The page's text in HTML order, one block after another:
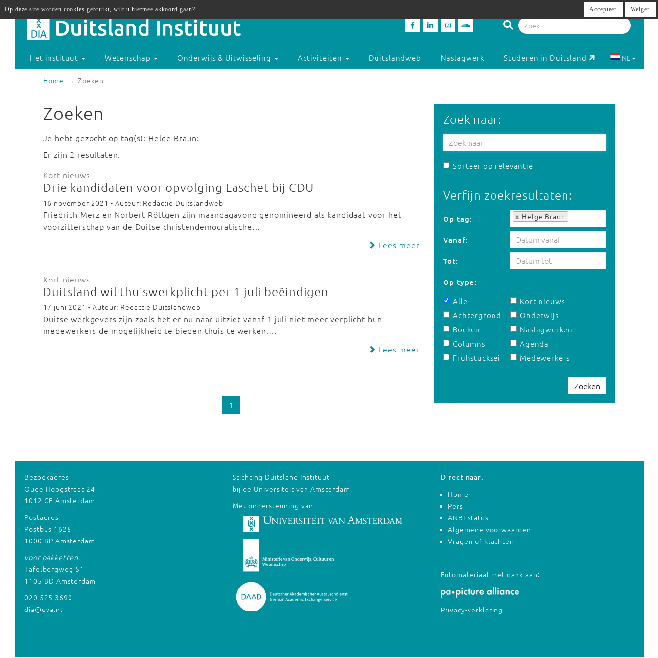
Het instituut Wetenschap Onderwijs & Uitwisseling Activiteiten Duitslandweb Naslagwerk Studeren in Duitsland NL
Home Zoeken
Zoeken
Je hebt gezocht op tag(s): Helge Braun:
Er zijn 2 resultaten.
Kort nieuws
Drie kandidaten voor opvolging Laschet bij CDU
16 november 2021 - Auteur: Redactie Duitslandweb
Friedrich Merz en Norbert Röttgen zijn maandagavond genomineerd als kandidaat voor het
voorzitterschap van de Duitse christendemocratische…
Lees meer
Kort nieuws
Duitsland wil thuiswerkplicht per 1 juli beëindigen
17 juni 2021 - Auteur: Redactie Duitslandweb
Duitse werkgevers zijn zoals het er nu naar uitziet vanaf 1 juli niet meer verplicht hun
medewerkers de mogelijkheid te bieden thuis te werken.…
Lees meer
1
Zoek naar:
Sorteer op relevantie
Verfijn zoekresultaten:
Op tag: Helge Braun
Op tag:
Vanaf:
Tot:
Op type:
Alle
Achtergrond
Boeken
Columns
Frühstücksei
Kort nieuws
Onderwijs
Naslagwerken
Agenda
Medewerkers
Zoeken
Bezoekadres
Oude Hoogstraat 24
1012 CE Amsterdam
Postadres
Postbus 1628
1000 BP Amsterdam
voor pakketten:
Tafelbergweg 51
1105 BD Amsterdam
020 525 3690
dia@uva.nl
Stichting Duitsland Instituut
bij de Universiteit van Amsterdam
Met ondersteuning van
Direct naar:
Home
Pers
ANBI-status
Algemene voorwaarden
Vragen of klachten
Fotomateriaal met dank aan:
Privacy-verklaring
Op deze site worden cookies gebruikt, wilt u hiermee akkoord gaan? Accepteer Weiger